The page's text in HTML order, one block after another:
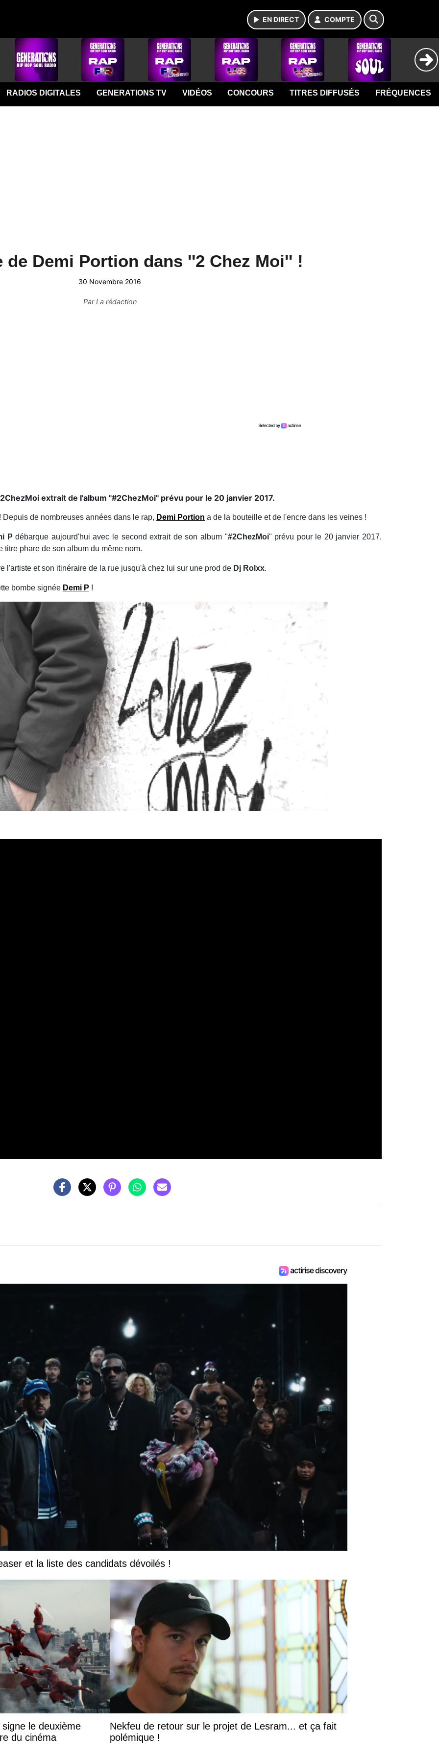
EN DIRECT COMPTE
RADIOS DIGITALES GENERATIONS TV VIDÉOS CONCOURS TITRES DIFFUSÉS FRÉQUENCES
Demi Portion dans ''2 Chez Moi'' !
30 Novembre 2016
ParLa rédaction
extrait de l'album "#2ChezMoi" prévu pour le 20 janvier 2017.
de nombreuses années dans le rap, Demi Portion a de la bouteille et de l'encre dans les veines !
P débarque aujourd'hui avec le second extrait de son album "#2ChezMoi" prévu pour le 20 janvier 2017.
titre phare de son album du même nom.
l'artiste et son itinéraire de la rue jusqu'à chez lui sur une prod de Dj Rolxx.
bombe signée Demi P !
et la liste des candidats dévoilés !
le deuxième
du cinéma
Nekfeu de retour sur le projet de Lesram... et ça fait
polémique !